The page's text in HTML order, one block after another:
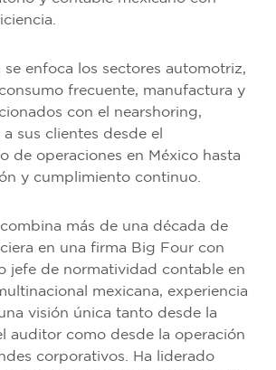
se enfoca los sectores automotriz,
frecuente, manufactura y
con el nearshoring,
sus clientes desde el
de operaciones en México hasta
y cumplimiento continuo.
más de una década de
en una firma Big Four con
jefe de normatividad contable en
mexicana, experiencia
visión única tanto desde la
auditor como desde la operación
corporativos. Ha liderado